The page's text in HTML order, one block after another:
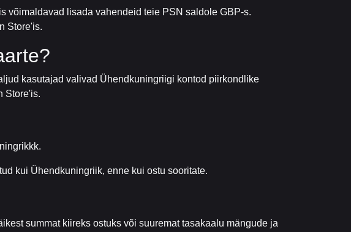
võimaldavad lisada vahendeid teie PSN saldole GBP-s.
Store'is.
kasutajad valivad Ühendkuningriigi kontod piirkondlike
Store'is.
kui Ühendkuningriik, enne kui ostu sooritate.
summat kiireks ostuks või suuremat tasakaalu mängude ja